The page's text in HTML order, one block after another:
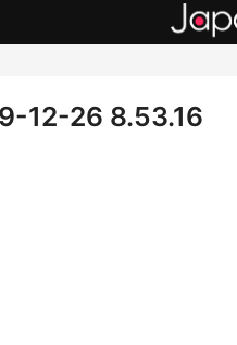
12-26 8.53.16